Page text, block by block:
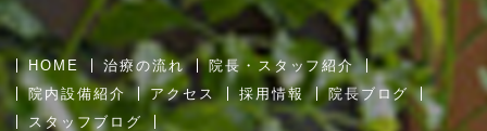
HOME 治療の流れ
院長・スタッフ紹介
院内設備紹介
アクセス 採用情報
院長ブログ
スタッフブログ